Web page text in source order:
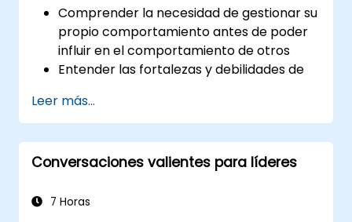
Comprender la necesidad de gestionar su
propio comportamiento antes de poder
influir en el comportamiento de otros
Entender las fortalezas y debilidades de
disponibles
Gestionar a sus clientes y partes
interesadas, tanto internos como
externos
difíciles que puedan encontrar en la
Leer más...
Conversaciones valientes para líderes
7 Horas